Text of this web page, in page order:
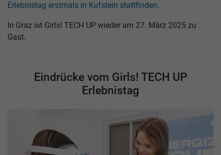
Erlebnistag erstmals in Kufstein stattfinden.
In Graz ist Girls! TECH UP wieder am 27. März 2025 zu
Gast.
Eindrücke vom Girls! TECH UP
Erlebnistag